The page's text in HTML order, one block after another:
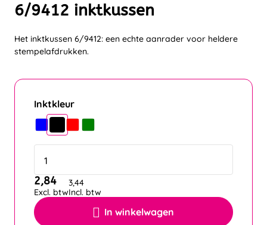
6/9412 inktkussen
Het inktkussen 6/9412: een echte aanrader voor heldere
stempelafdrukken.
Inktkleur
In winkelwagen
2,84
Excl. btw
3,44
Incl. btw